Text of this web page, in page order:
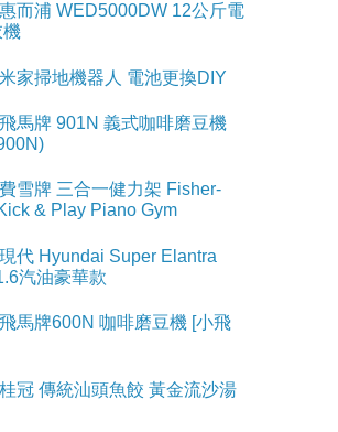
而浦 WED5000DW 12公斤電
機
家掃地機器人 電池更換DIY
馬牌 901N 義式咖啡磨豆機
雪牌 三合一健力架 Fisher-
& Play Piano Gym
代 Hyundai Super Elantra
汽油豪華款
馬牌600N 咖啡磨豆機 [小飛
冠 傳統汕頭魚餃 黃金流沙湯